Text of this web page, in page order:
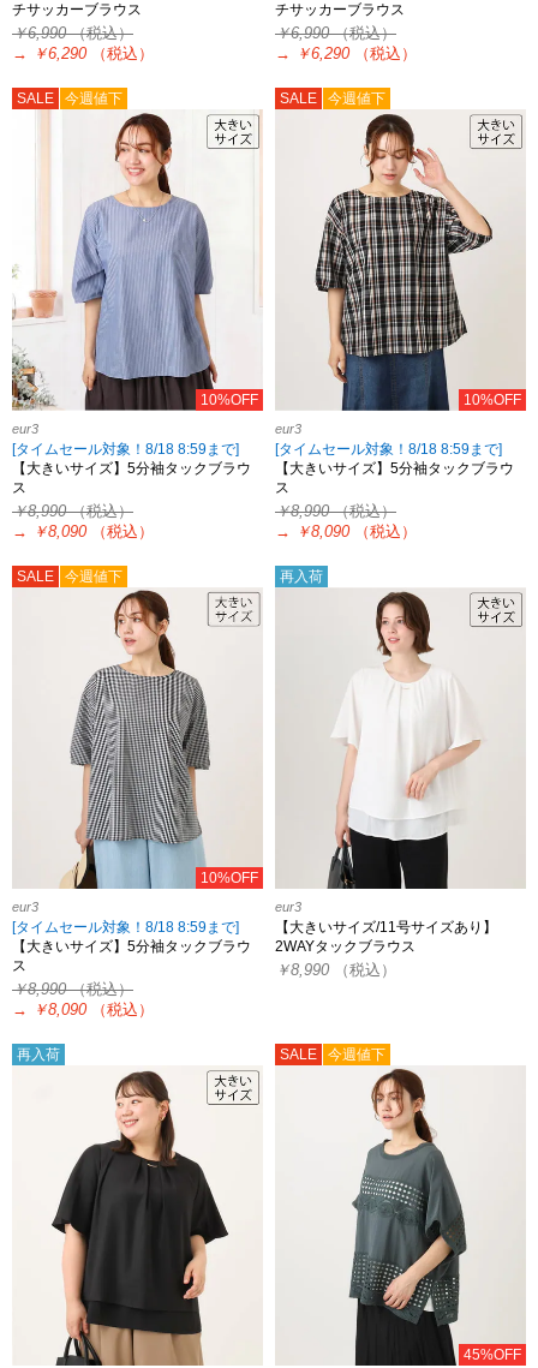
チサッカーブラウス
￥6,990（税込）
→
￥6,290 （税込）
チサッカーブラウス
￥6,990（税込）
→
￥6,290 （税込）
SALE 今週値下
10%OFF
eur3
[タイムセール対象！8/18 8:59まで]
【大きいサイズ】5分袖タックブラウ
ス
￥8,990（税込）
→
￥8,090 （税込）
SALE 今週値下
10%OFF
eur3
[タイムセール対象！8/18 8:59まで]
【大きいサイズ】5分袖タックブラウ
ス
￥8,990（税込）
→
￥8,090 （税込）
SALE 今週値下
10%OFF
eur3
[タイムセール対象！8/18 8:59まで]
【大きいサイズ】5分袖タックブラウ
ス
￥8,990（税込）
→
￥8,090 （税込）
再入荷
eur3
【大きいサイズ/11号サイズあり】
2WAYタックブラウス
￥8,990 （税込）
再入荷 SALE 今週値下
45%OFF